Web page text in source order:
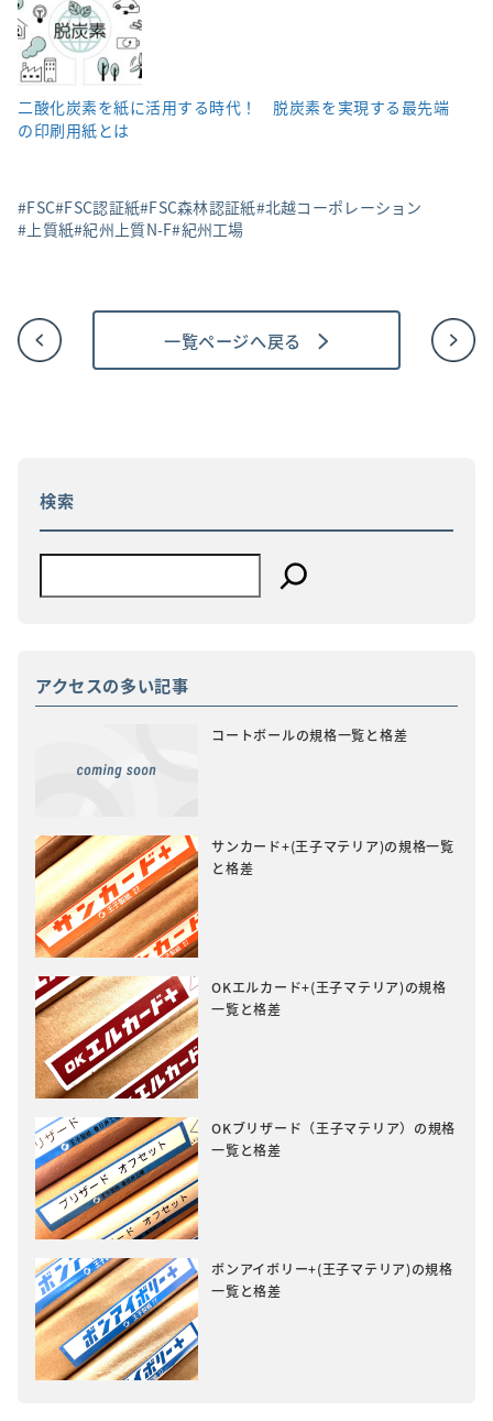
二酸化炭素を紙に活用する時代！ 脱炭素を実現する最先端
の印刷用紙とは
FSC FSC認証紙 FSC森林認証紙 北越コーポレーション
上質紙 紀州上質N-F 紀州工場
一覧ページへ戻る
検索
アクセスの多い記事
コートボールの規格一覧と格差
サンカード+(王子マテリア)の規格一覧
と格差
OKエルカード+(王子マテリア)の規格
一覧と格差
OKブリザード（王子マテリア）の規格
一覧と格差
ボンアイボリー+(王子マテリア)の規格
一覧と格差